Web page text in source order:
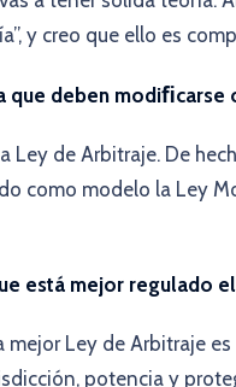
y creo que ello es
que deben modiﬁcarse
Ley de Arbitraje. De
como modelo la Ley
está mejor regulado
mejor Ley de Arbitraje
potencia y